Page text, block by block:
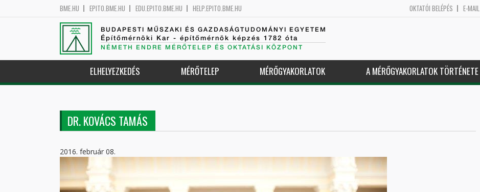
BME.HU EPITO.BME.HU EDU.EPITO.BME.HU HELP.EPITO.BME.HU OKTATÓI BELÉPÉS E-MAIL
BUDAPESTI MŰSZAKI ÉS GAZDASÁGTUDOMÁNYI EGYETEM
Építőmérnöki Kar - építőmérnök képzés 1782 óta
NÉMETH ENDRE MÉRŐTELEP ÉS OKTATÁSI KÖZPONT
ELHELYEZKEDÉS MÉRŐTELEP MÉRŐGYAKORLATOK A MÉRŐGYAKORLATOK TÖRTÉNETE
DR. KOVÁCS TAMÁS
2016. február 08.